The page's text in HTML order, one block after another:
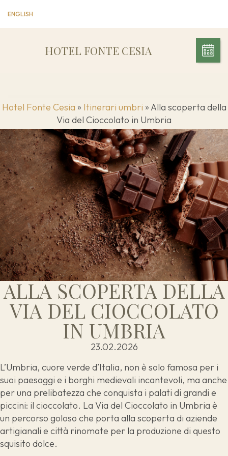
ENGLISH
HOTEL FONTE CESIA
Hotel Fonte Cesia » Itinerari umbri » Alla scoperta della
Via del Cioccolato in Umbria
ALLA SCOPERTA DELLA
VIA DEL CIOCCOLATO
IN UMBRIA
23.02.2026
L’Umbria, cuore verde d’Italia, non è solo famosa per i
suoi paesaggi e i borghi medievali incantevoli, ma anche
per una prelibatezza che conquista i palati di grandi e
piccini: il cioccolato. La Via del Cioccolato in Umbria è
un percorso goloso che porta alla scoperta di aziende
artigianali e città rinomate per la produzione di questo
squisito dolce.